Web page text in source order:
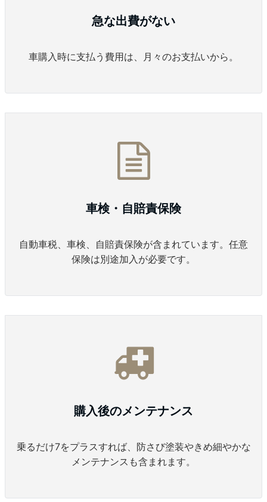
急な出費がない
車購入時に支払う費用は、月々のお支払いから。
車検・自賠責保険
自動車税、車検、自賠責保険が含まれています。任意
保険は別途加入が必要です。
購入後のメンテナンス
乗るだけ7をプラスすれば、防さび塗装やきめ細やかな
メンテナンスも含まれます。